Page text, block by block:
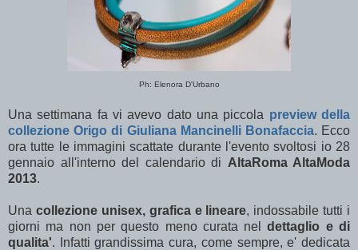
Ph: Elenora D'Urbano
Una settimana fa vi avevo dato una piccola preview della
collezione Origo di Giuliana Mancinelli Bonafaccia. Ecco
ora tutte le immagini scattate durante l'evento svoltosi io 28
gennaio all'interno del calendario di AltaRoma AltaModa
2013.
Una collezione unisex, grafica e lineare, indossabile tutti i
giorni ma non per questo meno curata neldettaglio e di
qualita'. Infatti grandissima cura, come sempre, e' dedicata